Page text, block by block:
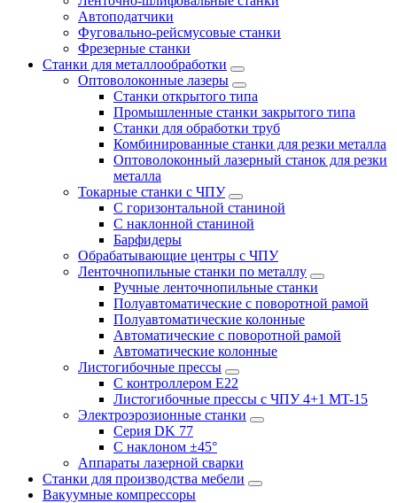
Автоподатчики
Фуговально-рейсмусовые станки
Фрезерные станки
Станки для металлообработки
Оптоволоконные лазеры
Станки открытого типа
Промышленные станки закрытого типа
Станки для обработки труб
Комбинированные станки для резки металла
Оптоволоконный лазерный станок для резки
металла
Токарные станки с ЧПУ
С горизонтальной станиной
С наклонной станиной
Барфидеры
Обрабатывающие центры с ЧПУ
Ленточнопильные станки по металлу
Ручные ленточнопильные станки
Полуавтоматические с поворотной рамой
Полуавтоматические колонные
Автоматические с поворотной рамой
Автоматические колонные
Листогибочные прессы
С контроллером E22
Листогибочные прессы с ЧПУ 4+1 MT-15
Электроэрозионные станки
Серия DK 77
С наклоном ±45°
Аппараты лазерной сварки
Станки для производства мебели
Вакуумные компрессоры